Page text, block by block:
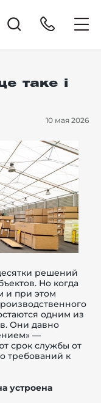
таке і
10 мая 2026
решений
Но когда
и при этом
одним из
Они давно
—
срок службы от
требований к
устроена